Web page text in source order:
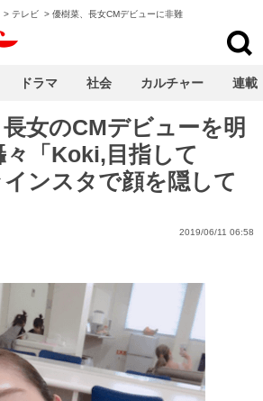
> テレビ > 優樹菜、長女CMデビューに非難
女のCMデビューを明
「Koki,目指して
ンスタで顔を隠して
2019/06/11 06:58
ドラマ 社会 カルチャー 連載